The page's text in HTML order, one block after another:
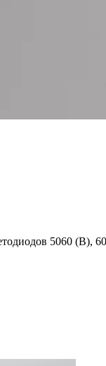
5060 (B),